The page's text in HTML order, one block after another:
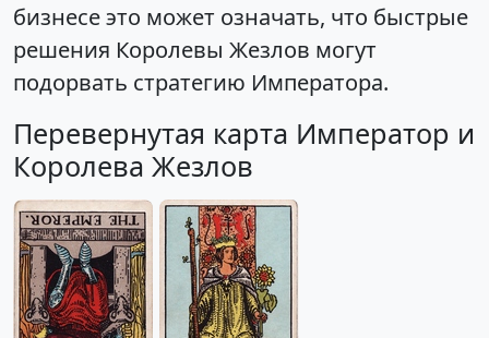
бизнесе это может означать, что быстрые
решения Королевы Жезлов могут
подорвать стратегию Императора.
Перевернутая карта Император и
Королева Жезлов